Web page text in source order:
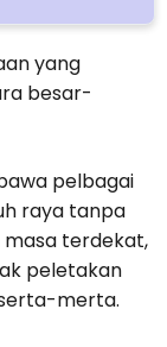
yang
besar-
pelbagai
raya tanpa
terdekat,
peletakan
merta.